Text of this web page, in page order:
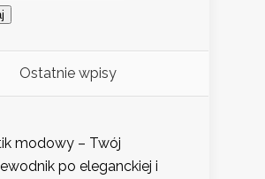
Ostatnie wpisy
modowy – Twój
po eleganckiej i